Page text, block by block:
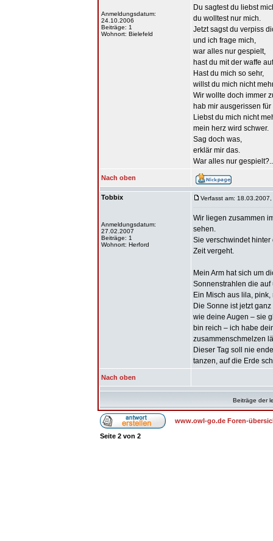
Anmeldungsdatum:
24.10.2006
Beiträge: 1
Wohnort: Bielefeld
Du sagtest du liebst
du wolltest nur mich.
Jetzt sagst du verpiss
und ich frage mich,
war alles nur gespielt,
hast du mit der waffe
Hast du mich so sehr,
willst du mich nicht
Wir wollte doch immer
hab mir ausgerissen
Liebst du mich nicht
mein herz wird schwer.
Sag doch was,
erklär mir das.
War alles nur
Nach oben
Tobbix
Anmeldungsdatum:
27.02.2007
Beiträge: 1
Wohnort: Herford
Verfasst am:
Wir liegen zusammen
sehen.
Sie verschwindet
Zeit vergeht.
Mein Arm hat sich um
Sonnenstrahlen die auf
Ein Misch aus lila,
Die Sonne ist jetzt
wie deine Augen – sie
bin reich – ich habe
zusammenschmelzen
Dieser Tag soll nie
tanzen, auf die Erde
Nach oben
Beiträge der
www.owl-go.de Foren-
Seite 2 von 2